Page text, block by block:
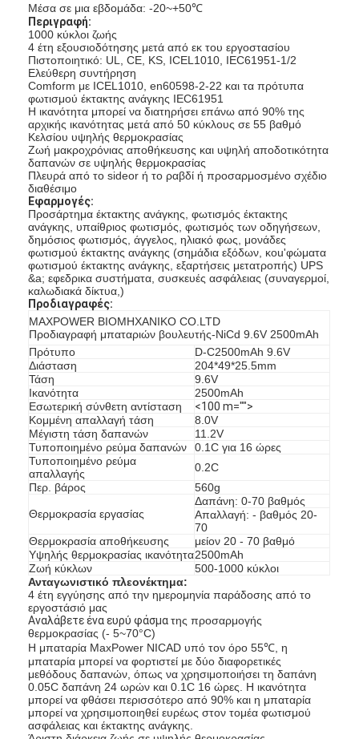
Σπίτι
Προϊόντα
Περίπου εμείς
Μέσα σε μια εβδομάδα: -20~+50℃
Περιγραφή:
1000 κύκλοι ζωής
4 έτη εξουσιοδότησης μετά από εκ του εργοστασίου
Πιστοποιητικό: UL, CE, KS, ICEL1010, IEC61951-1/2
Ελεύθερη συντήρηση
Comform με ICEL1010, en60598-2-22 και τα πρότυπα
φωτισμού έκτακτης ανάγκης IEC61951
Η ικανότητα μπορεί να διατηρήσει επάνω από 90% της
αρχικής ικανότητας μετά από 50 κύκλους σε 55 βαθμό
Κελσίου υψηλής θερμοκρασίας
Ζωή μακροχρόνιας αποθήκευσης και υψηλή αποδοτικότητα
δαπανών σε υψηλής θερμοκρασίας
Πλευρά από το sideor ή το ραβδί ή προσαρμοσμένο σχέδιο
διαθέσιμο
Εφαρμογές:
Προσάρτημα έκτακτης ανάγκης, φωτισμός έκτακτης
ανάγκης, υπαίθριος φωτισμός, φωτισμός των οδηγήσεων,
δημόσιος φωτισμός, άγγελος, ηλιακό φως, μονάδες
φωτισμού έκτακτης ανάγκης (σημάδια εξόδων, κοu'φώματα
φωτισμού έκτακτης ανάγκης, εξαρτήσεις μετατροπής) UPS
&a; εφεδρικα συστήματα, συσκευές ασφάλειας (συναγερμοί,
καλωδιακά δίκτυα,)
Προδιαγραφές:
MAXPOWER ΒΙΟΜΗΧΑΝΙΚΟ CO.LTD
Προδιαγραφή μπαταριών βουλευτής-NiCd 9.6V 2500mAh
Πρότυπο
D-C2500mAh 9.6V
Διάσταση
204*49*25.5mm
Τάση
9.6V
Ικανότητα
2500mAh
Εσωτερική σύνθετη αντίσταση
<100 m="">
Κομμένη απαλλαγή τάση
8.0V
Μέγιστη τάση δαπανών
11.2V
Τυποποιημένο ρεύμα δαπανών
0.1C για 16 ώρες
Τυποποιημένο ρεύμα
απαλλαγής
0.2C
Περ. βάρος
560g
Θερμοκρασία εργασίας
Δαπάνη: 0-70 βαθμός
Απαλλαγή: - βαθμός 20-
70
Θερμοκρασία αποθήκευσης
μείον 20 - 70 βαθμό
Υψηλής θερμοκρασίας ικανότητα2500mAh
Ζωή κύκλων
500-1000 κύκλοι
Ανταγωνιστικό πλεονέκτημα:
4 έτη εγγύησης από την ημερομηνία παράδοσης από το
εργοστάσιό μας
Αναλάβετε ένα ευρύ φάσματης προσαρμογής
θερμοκρασίας (- 5~70°C)
Η μπαταρία MaxPower NICAD υπό τον όρο 55℃, η
μπαταρία μπορεί να φορτιστεί με δύο διαφορετικές
μεθόδους δαπανών, όπως να χρησιμοποιήσει τη δαπάνη
0.05C δαπάνη 24 ωρών και 0.1C 16 ώρες. Η ικανότητα
μπορεί να φθάσει περισσότερο από 90% και η μπαταρία
μπορεί να χρησιμοποιηθεί ευρέως στον τομέα φωτισμού
ασφάλειας και έκτακτης ανάγκης.